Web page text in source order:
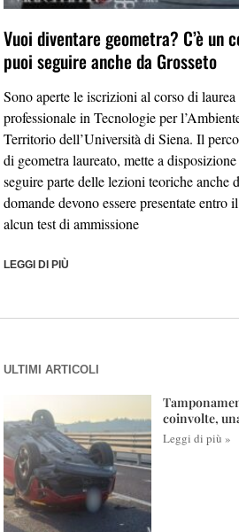
Vuoi diventare geometra? C’è un
puoi seguire anche da Grosseto
Sono aperte le iscrizioni al corso di
professionale in Tecnologie per
Territorio dell’Università di Siena. Il
di geometra laureato, mette a
seguire parte delle lezioni teoriche anche
domande devono essere presentate entro
alcun test di ammissione
LEGGI DI PIÙ
ULTIMI ARTICOLI
coinvolte,
Leggi di più »